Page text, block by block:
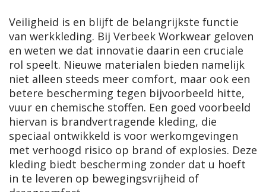
Veiligheid is en blijft de belangrijkste functie
van werkkleding. Bij Verbeek Workwear geloven
en weten we dat innovatie daarin een cruciale
rol speelt. Nieuwe materialen bieden namelijk
niet alleen steeds meer comfort, maar ook een
betere bescherming tegen bijvoorbeeld hitte,
vuur en chemische stoffen. Een goed voorbeeld
hiervan is brandvertragende kleding, die
speciaal ontwikkeld is voor werkomgevingen
met verhoogd risico op brand of explosies. Deze
kleding biedt bescherming zonder dat u hoeft
in te leveren op bewegingsvrijheid of